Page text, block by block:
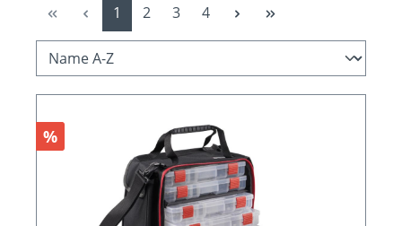
Seite
1 Seite
2 Seite
3 Seite
4
Rabatt
%